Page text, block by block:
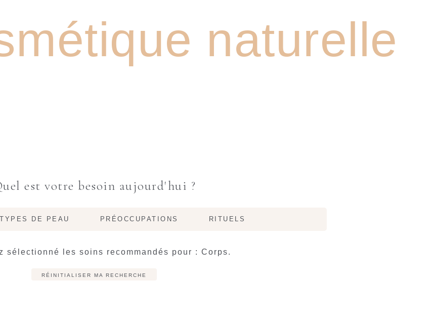
naturelle
est votre besoin aujourd'hui ?
TYPES DE PEAU PRÉOCCUPATIONS RITUELS
sélectionné les soins recommandés pour : Corps.
RÉINITIALISER MA RECHERCHE